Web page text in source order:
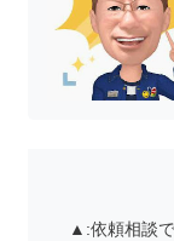
▲:依頼相談